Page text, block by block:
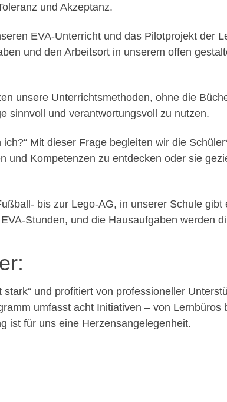
und Akzeptanz.
EVA-Unterricht und das Pilotprojekt der
und den Arbeitsort in unserem offen
unsere Unterrichtsmethoden, ohne die
sinnvoll und verantwortungsvoll zu nutzen.
ich?“ Mit dieser Frage begleiten wir die
und Kompetenzen zu entdecken oder sie
bis zur Lego-AG, in unserer Schule gibt
Stunden, und die Hausaufgaben werden
und profitiert von professioneller
umfasst acht Initiativen – von Lernbüros
ist für uns eine Herzensangelegenheit.